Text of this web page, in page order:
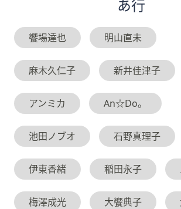
あ行
饗場達也 明山直未
麻木久仁子 新井佳津子
アンミカ An☆Do。
池田ノブオ 石野真理子
伊東香緒 稲田永子
梅澤成光 大饗典子